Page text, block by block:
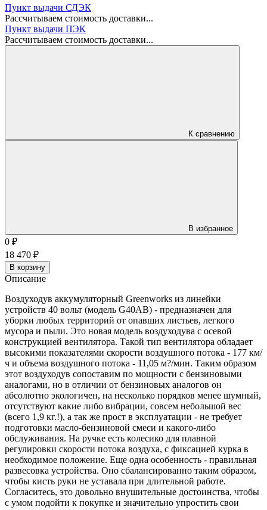
Пункт выдачи СДЭК
Рассчитываем стоимость доставки...
Пункт выдачи ПЭК
Рассчитываем стоимость доставки...
К сравнению
В избранное
0 ₽
18 470 ₽
В корзину
Описание
Воздуходув аккумуляторный Greenworks из линейки
устройств 40 вольт (модель G40AB) - предназначен для
уборки любых территорий от опавших листьев, легкого
мусора и пыли. Это новая модель воздуходува с осевой
конструкцией вентилятора. Такой тип вентилятора обладает
высокими показателями скорости воздушного потока - 177 км/
ч и объема воздушного потока - 11,05 м?/мин. Таким образом
этот воздуходув сопоставим по мощности с бензиновыми
аналогами, но в отличии от бензиновых аналогов он
абсолютно экологичен, на несколько порядков менее шумный,
отсутствуют какие либо вибрации, совсем небольшой вес
(всего 1,9 кг.!), а так же прост в эксплуатации - не требует
подготовки масло-бензиновой смеси и какого-либо
обслуживания. На ручке есть колесико для плавной
регулировки скорости потока воздуха, с фиксацией курка в
необходимое положение. Еще одна особенность - правильная
развесовка устройства. Оно сбалансированно таким образом,
чтобы кисть руки не уставала при длительной работе.
Согласитесь, это довольно внушительные достоинства, чтобы
с умом подойти к покупке и значительно упростить свои